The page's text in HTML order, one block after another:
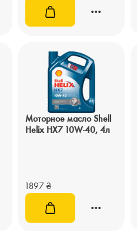
Моторное масло Shell
Helix HX7 10W-40, 4л
1897₴